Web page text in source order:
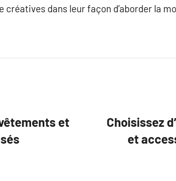
dans leur façon d’aborder la
et
Choisissez
et